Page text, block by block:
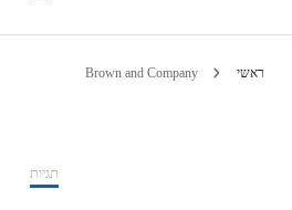
ראשי Brown and Company
תגיות